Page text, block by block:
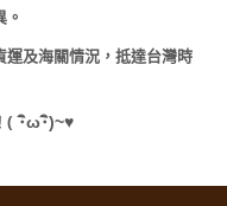
及海關情況，抵達台灣時
(･ω･)~♥